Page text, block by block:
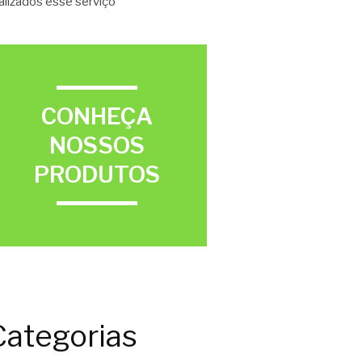
CONHEÇA
NOSSOS
PRODUTOS